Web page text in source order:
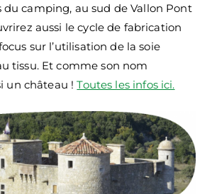
camping, au sud de Vallon Pont
aussi le cycle de fabrication
sur l’utilisation de la soie
tissu. Et comme son nom
un château !Toutes les infos ici.